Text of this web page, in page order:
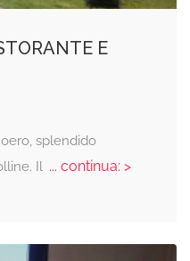
E
splendido
Il... continua: >